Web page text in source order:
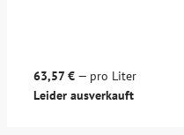
63,57 € — pro Liter
Leider ausverkauft